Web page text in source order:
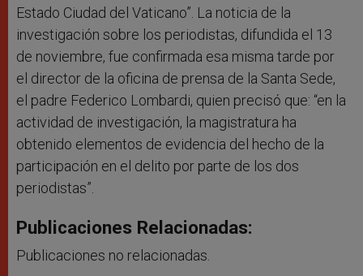
Estado Ciudad del Vaticano”. La noticia de la
investigación sobre los periodistas, difundida el 13
de noviembre, fue confirmada esa misma tarde por
el director de la oficina de prensa de la Santa Sede,
el padre Federico Lombardi, quien precisó que: “en la
actividad de investigación, la magistratura ha
obtenido elementos de evidencia del hecho de la
participación en el delito por parte de los dos
periodistas”.
Publicaciones Relacionadas:
Publicaciones no relacionadas.